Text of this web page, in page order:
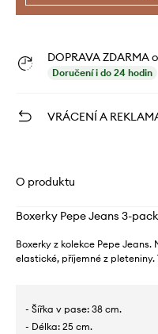
DOPRAVA ZDARMA
Doručení i do 24 hodin
VRÁCENÍ A
O produktu
Boxerky Pepe Jeans 3-pack
Boxerky z kolekce Pepe
elastické, příjemné z pleteniny.
- Šířka v pase: 38 cm.
- Délka: 25 cm.